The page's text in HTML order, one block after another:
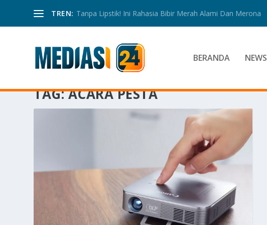
TREN: Tanpa Lipstik! Ini Rahasia Bibir Merah Alami Dan Merona
BERANDA NEWS
TAG:ACARA PESTA